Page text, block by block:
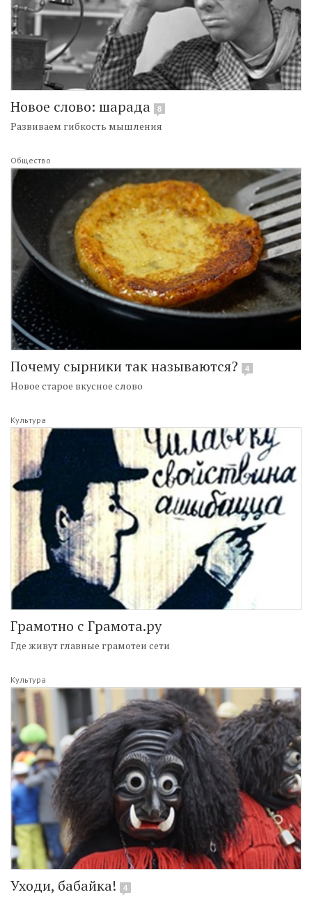
Новое слово: шарада 8
Развиваем гибкость мышления
Общество
Почему сырники так называются? 4
Новое старое вкусное слово
Культура
Грамотно с Грамота.ру
Где живут главные грамотеи сети
Культура
Уходи, бабайка! 4